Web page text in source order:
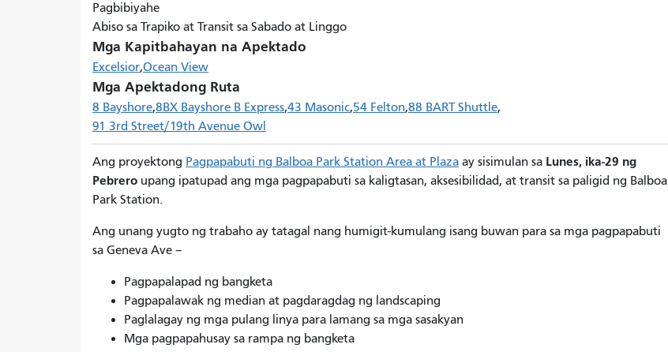
Pagbibiyahe
Abiso sa Trapiko at Transit sa Sabado at Linggo
Mga Kapitbahayan na Apektado
Excelsior Ocean View
Mga Apektadong Ruta
8 Bayshore 8BX Bayshore B Express 43 Masonic 54 Felton 88 BART Shuttle
91 3rd Street/19th Avenue Owl
Ang proyektong Pagpapabuti ng Balboa Park Station Area at Plaza ay sisimulan sa Lunes, ika-29 ng
Pebrero upang ipatupad ang mga pagpapabuti sa kaligtasan, aksesibilidad, at transit sa paligid ng Balboa
Park Station.
Ang unang yugto ng trabaho ay tatagal nang humigit-kumulang isang buwan para sa mga pagpapabuti
sa Geneva Ave –
Pagpapalapad ng bangketa
Pagpapalawak ng median at pagdaragdag ng landscaping
Paglalagay ng mga pulang linya para lamang sa mga sasakyan
Mga pagpapahusay sa rampa ng bangketa